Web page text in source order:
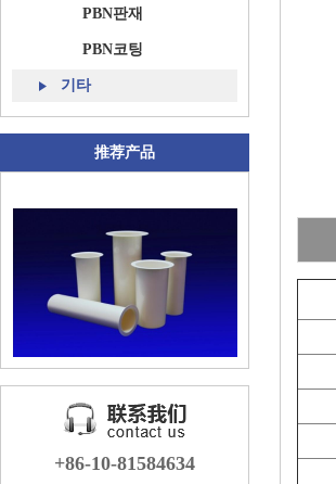
PBN판재
PBN코팅
기타
推荐产品
+86-10-81584634